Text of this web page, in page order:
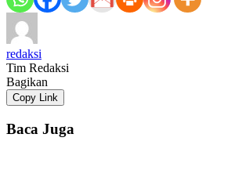
redaksi
Tim Redaksi
Bagikan
Copy Link
Baca Juga